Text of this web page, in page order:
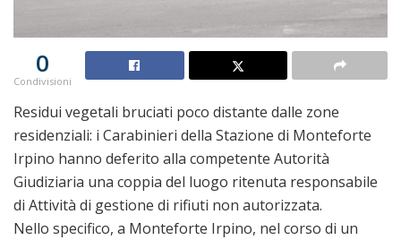
0
Condivisioni
Residui vegetali bruciati poco distante dalle zone
residenziali: i Carabinieri della Stazione di Monteforte
Irpino hanno deferito alla competente Autorità
Giudiziaria una coppia del luogo ritenuta responsabile
di Attività di gestione di rifiuti non autorizzata.
Nello specifico, a Monteforte Irpino, nel corso di un